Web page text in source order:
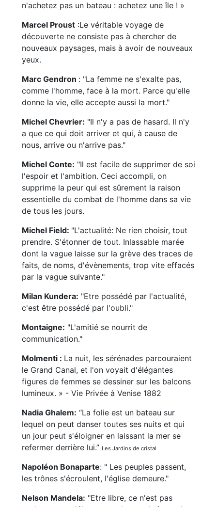
n'achetez pas un bateau : achetez une île ! »
Marcel Proust :Le véritable voyage de
découverte ne consiste pas à chercher de
nouveaux paysages, mais à avoir de nouveaux
yeux.
Marc Gendron : "La femme ne s'exalte pas,
comme l'homme, face à la mort. Parce qu'elle
donne la vie, elle accepte aussi la mort."
Michel Chevrier: "Il n'y a pas de hasard. Il n'y
a que ce qui doit arriver et qui, à cause de
nous, arrive ou n'arrive pas."
Michel Conte: "Il est facile de supprimer de soi
l'espoir et l'ambition. Ceci accompli, on
supprime la peur qui est sûrement la raison
essentielle du combat de l'homme dans sa vie
de tous les jours.
Michel Field: "L'actualité: Ne rien choisir, tout
prendre. S'étonner de tout. Inlassable marée
dont la vague laisse sur la grève des traces de
faits, de noms, d'évènements, trop vite effacés
par la vague suivante."
Milan Kundera: "Etre possédé par l'actualité,
c'est être possédé par l'oubli."
Montaigne: "L'amitié se nourrit de
communication."
Molmenti : La nuit, les sérénades parcouraient
le Grand Canal, et l'on voyait d'élégantes
figures de femmes se dessiner sur les balcons
lumineux. » - Vie Privée à Venise 1882
Nadia Ghalem: “La folie est un bateau sur
lequel on peut danser toutes ses nuits et qui
un jour peut s'éloigner en laissant la mer se
refermer derrière lui.” Les Jardins de cristal
Napoléon Bonaparte: " Les peuples passent,
les trônes s'écroulent, l'église demeure."
Nelson Mandela: "Etre libre, ce n'est pas